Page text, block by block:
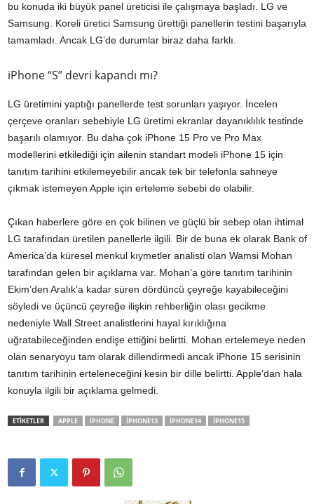
bu konuda iki büyük panel üreticisi ile çalışmaya başladı. LG ve
Samsung. Koreli üretici Samsung ürettiği panellerin testini başarıyla
tamamladı. Ancak LG’de durumlar biraz daha farklı.
iPhone “S” devri kapandı mı?
LG üretimini yaptığı panellerde test sorunları yaşıyor. İncelen
çerçeve oranları sebebiyle LG üretimi ekranlar dayanıklılık testinde
başarılı olamıyor. Bu daha çok iPhone 15 Pro ve Pro Max
modellerini etkilediği için ailenin standart modeli iPhone 15 için
tanıtım tarihini etkilemeyebilir ancak tek bir telefonla sahneye
çıkmak istemeyen Apple için erteleme sebebi de olabilir.
Çıkan haberlere göre en çok bilinen ve güçlü bir sebep olan ihtimal
LG tarafından üretilen panellerle ilgili. Bir de buna ek olarak Bank of
America’da küresel menkul kıymetler analisti olan Wamsi Mohan
tarafından gelen bir açıklama var. Mohan’a göre tanıtım tarihinin
Ekim’den Aralık’a kadar süren dördüncü çeyreğe kayabileceğini
söyledi ve üçüncü çeyreğe ilişkin rehberliğin olası gecikme
nedeniyle Wall Street analistlerini hayal kırıklığına
uğratabileceğinden endişe ettiğini belirtti. Mohan ertelemeye neden
olan senaryoyu tam olarak dillendirmedi ancak iPhone 15 serisinin
tanıtım tarihinin erteleneceğini kesin bir dille belirtti. Apple’dan hala
konuyla ilgili bir açıklama gelmedi.
ETİKETLER APPLE IPHONE IPHONE13 IPHONE14 IPHONE15